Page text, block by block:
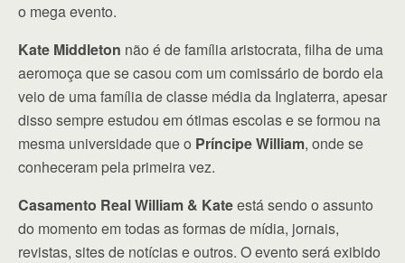
o mega evento.
Kate Middleton não é de família aristocrata, filha de uma
aeromoça que se casou com um comissário de bordo ela
veio de uma família de classe média da Inglaterra, apesar
disso sempre estudou em ótimas escolas e se formou na
mesma universidade que o Príncipe William, onde se
conheceram pela primeira vez.
Casamento Real William & Kateestá sendo o assunto
do momento em todas as formas de mídia, jornais,
revistas, sites de notícias e outros. O evento será exibido